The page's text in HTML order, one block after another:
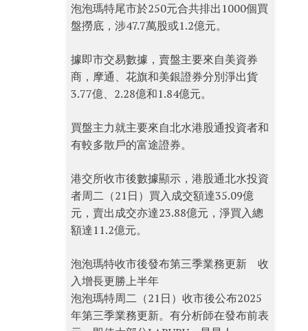
泡泡瑪特尾市於250元合共排出1000個買
盤撈底，涉47.7萬股或1.2億元。
據即市交易數據，賣盤主要來自美資券
商，摩通、花旗和美銀證券分別淨出貨
3.77億、2.28億和1.84億元。
買盤主力就主要來自北水港股通投資者和
有較多散戶的富途證券。
港交所收市後數據顯示，港股通北水投資
者周二（21日）買入成交額達35.09億
元，賣出成交亦達23.88億元，淨買入總
額達11.2億元。
泡泡瑪特收市後發布第三季業務更新 收
入增長更勝上半年
泡泡瑪特周二（21日）收市後公布2025
年第三季業務更新。有分析師在發布前表